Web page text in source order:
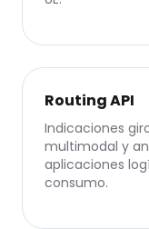
Routing API
Indicaciones
multimodal y
aplicaciones
consumo.